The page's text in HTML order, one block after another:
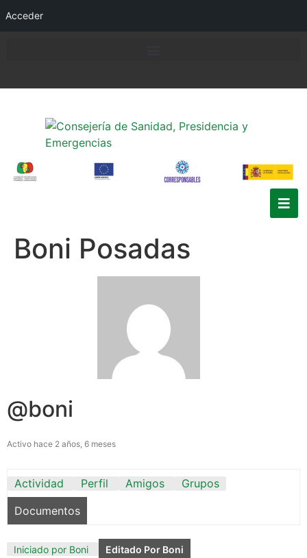
Acceder
Boni Posadas
@boni
Activo hace 2 años, 6 meses
Actividad Perfil Amigos
Grupos
Documentos
Iniciado por Boni Editado Por Boni